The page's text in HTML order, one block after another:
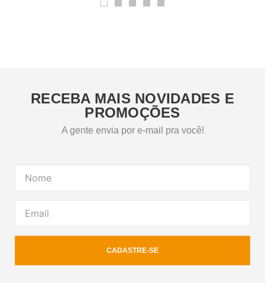
RECEBA MAIS NOVIDADES E
PROMOÇÕES
A gente envia por e-mail pra você!
CADASTRE-SE